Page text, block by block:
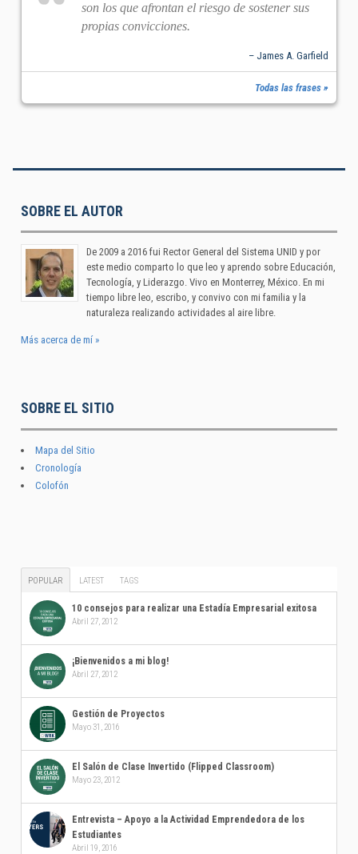
son los que afrontan el riesgo de sostener sus
propias convicciones.
– James A. Garfield
Todas las frases »
SOBRE EL AUTOR
De 2009 a 2016 fui Rector General del Sistema UNID y por
este medio comparto lo que leo y aprendo sobre Educación,
Tecnología, y Liderazgo. Vivo en Monterrey, México. En mi
tiempo libre leo, escribo, y convivo con mi familia y la
naturaleza realizando actividades al aire libre.
Más acerca de mí »
SOBRE EL SITIO
Mapa del Sitio
Cronología
Colofón
POPULAR LATEST TAGS
10 consejos para realizar una Estadía Empresarial exitosa
Abril 27, 2012
¡Bienvenidos a mi blog!
Abril 27, 2012
Gestión de Proyectos
Mayo 31, 2016
El Salón de Clase Invertido (Flipped Classroom)
Mayo 23, 2012
Entrevista – Apoyo a la Actividad Emprendedora de los
Estudiantes
Abril 19, 2016